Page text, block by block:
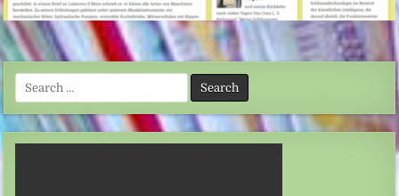
Search
for: